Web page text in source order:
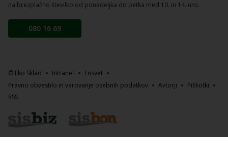
na brezplačno številko od ponedeljka do petka med 10. in 14. uro.
080 16 69
© Eko Sklad Intranet
Ensvet
Pravno obvestilo in varovanje osebnih podatkov
Avtorji
Piškotki
RSS